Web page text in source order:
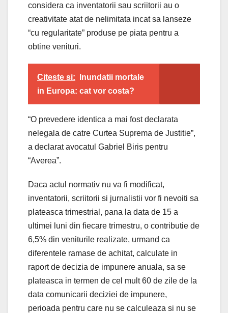
considera ca inventatorii sau scriitorii au o
creativitate atat de nelimitata incat sa lanseze
“cu regularitate” produse pe piata pentru a
obtine venituri.
Citeste si:
Inundatii mortale
in Europa: cat vor costa?
“O prevedere identica a mai fost declarata
nelegala de catre Curtea Suprema de Justitie”,
a declarat avocatul Gabriel Biris pentru
“Averea”.
Daca actul normativ nu va fi modificat,
inventatorii, scriitorii si jurnalistii vor fi nevoiti sa
plateasca trimestrial, pana la data de 15 a
ultimei luni din fiecare trimestru, o contributie de
6,5% din veniturile realizate, urmand ca
diferentele ramase de achitat, calculate in
raport de decizia de impunere anuala, sa se
plateasca in termen de cel mult 60 de zile de la
data comunicarii deciziei de impunere,
perioada pentru care nu se calculeaza si nu se